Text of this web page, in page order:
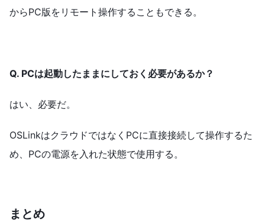
からPC版をリモート操作することもできる。
Q. PCは起動したままにしておく必要があるか？
はい、必要だ。
OSLinkはクラウドではなくPCに直接接続して操作するた
め、PCの電源を入れた状態で使用する。
まとめ